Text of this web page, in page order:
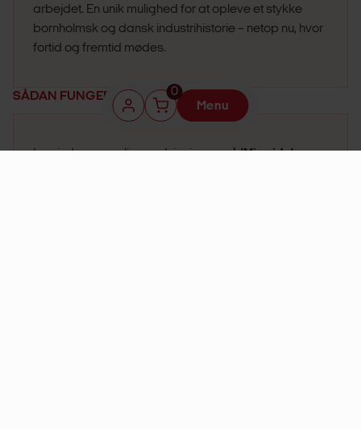
0
Menu
arbejdet. En unik mulighed for at opleve et stykke
bornholmsk og dansk industrihistorie – netop nu, hvor
fortid og fremtid mødes.
SÅDAN FUNGERER DET
Log ind og se onlinerundvisningen på'Min side'.